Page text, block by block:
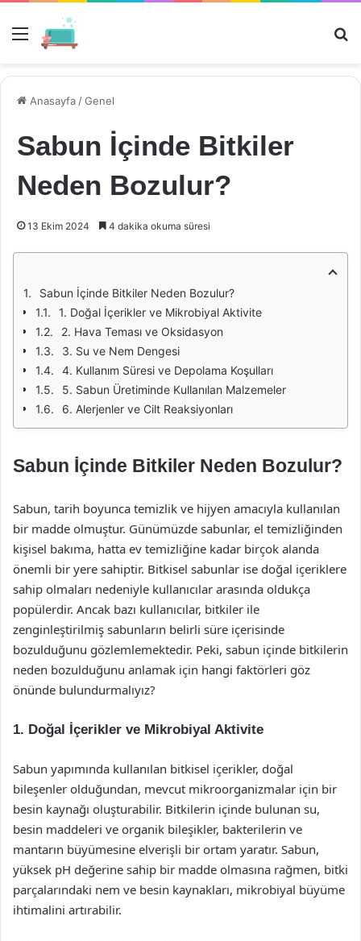
Menü
Anasayfa /Genel
Sabun İçinde Bitkiler
Neden Bozulur?
13 Ekim 2024 4 dakika okuma süresi
Sabun İçinde Bitkiler Neden Bozulur?
1. Doğal İçerikler ve Mikrobiyal Aktivite
2. Hava Teması ve Oksidasyon
3. Su ve Nem Dengesi
4. Kullanım Süresi ve Depolama Koşulları
5. Sabun Üretiminde Kullanılan Malzemeler
6. Alerjenler ve Cilt Reaksiyonları
Sabun İçinde Bitkiler Neden Bozulur?
Sabun, tarih boyunca temizlik ve hijyen amacıyla kullanılan
bir madde olmuştur. Günümüzde sabunlar, el temizliğinden
kişisel bakıma, hatta ev temizliğine kadar birçok alanda
önemli bir yere sahiptir. Bitkisel sabunlar ise doğal içeriklere
sahip olmaları nedeniyle kullanıcılar arasında oldukça
popülerdir. Ancak bazı kullanıcılar, bitkiler ile
zenginleştirilmiş sabunların belirli süre içerisinde
bozulduğunu gözlemlemektedir. Peki, sabun içinde bitkilerin
neden bozulduğunu anlamak için hangi faktörleri göz
önünde bulundurmalıyız?
1. Doğal İçerikler ve Mikrobiyal Aktivite
Sabun yapımında kullanılan bitkisel içerikler, doğal
bileşenler olduğundan, mevcut mikroorganizmalar için bir
besin kaynağı oluşturabilir. Bitkilerin içinde bulunan su,
besin maddeleri ve organik bileşikler, bakterilerin ve
mantarın büyümesine elverişli bir ortam yaratır. Sabun,
yüksek pH değerine sahip bir madde olmasına rağmen, bitki
parçalarındaki nem ve besin kaynakları, mikrobiyal büyüme
ihtimalini artırabilir.